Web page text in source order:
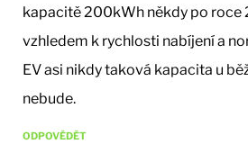
kapacitě 200kWh někdy po roce
vzhledem k rychlosti nabíjení a
EV asi nikdy taková kapacita u
nebude.
ODPOVĚDĚT